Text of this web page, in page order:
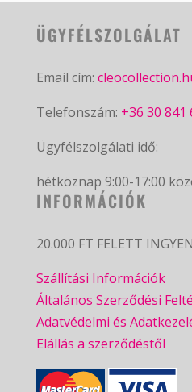
ÜGYFÉLSZOLGÁLAT
Email cím:
Telefonszám: +36 30 841
Ügyfélszolgálati idő:
hétköznap 9:00-17:00
INFORMÁCIÓK
20.000 FT FELETT
Szállítási Információk
Általános Szerződési
Adatvédelmi és
Elállás a szerződéstől